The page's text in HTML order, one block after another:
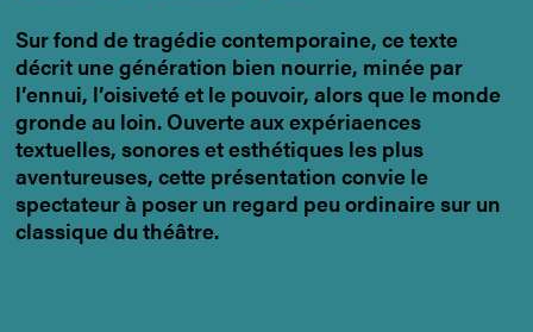
Sur fond de tragédie contemporaine, ce texte
décrit une génération bien nourrie, minée par
l’ennui, l’oisiveté et le pouvoir, alors que le monde
gronde au loin. Ouverte aux expériaences
textuelles, sonores et esthétiques les plus
aventureuses, cette présentation convie le
spectateur à poser un regard peu ordinaire sur un
classique du théâtre.